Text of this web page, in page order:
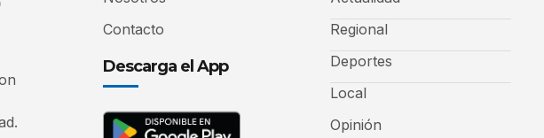
Contacto
Descarga el App
Regional
Deportes
Local
Opinión